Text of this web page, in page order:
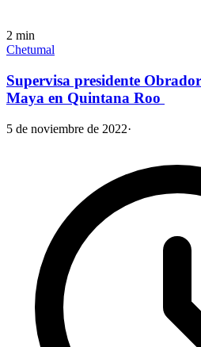
2 min
Chetumal
Supervisa presidente
Maya en Quintana Roo
5 de noviembre de 2022·